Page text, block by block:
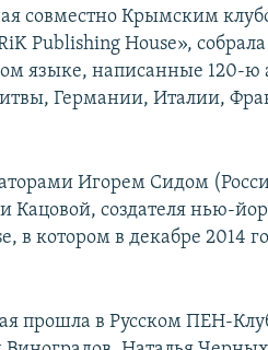
совместно Крымским
Publishing House»,
языке, написанные 120-ю
Германии, Италии,
Игорем Сидом
создателя нью-
в котором в декабре 2014
прошла в Русском ПЕН-